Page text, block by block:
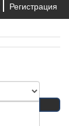
Регистрация